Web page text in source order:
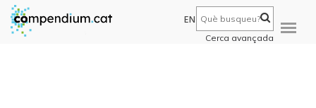
EN
Cerca avançada